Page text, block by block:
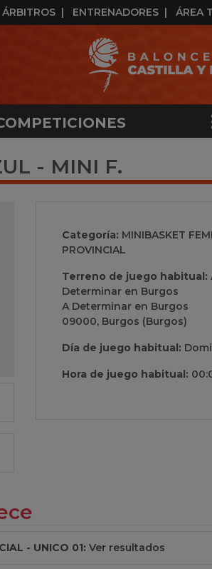
ÁRBITROS ENTRENADORES ÁREA
- MINI F.
Categoría: MINIBASKET
PROVINCIAL
Terreno de juego habitual:
Determinar en Burgos
A Determinar en Burgos
09000, Burgos (Burgos)
Día de juego habitual:
Hora de juego habitual:
- UNICO 01: Ver resultados